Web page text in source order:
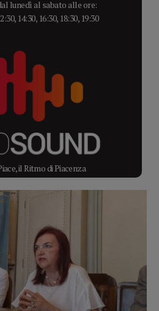
lunedì al sabato alle ore:
14:30, 16:30, 18:30, 19:30
il Ritmo di Piacenza